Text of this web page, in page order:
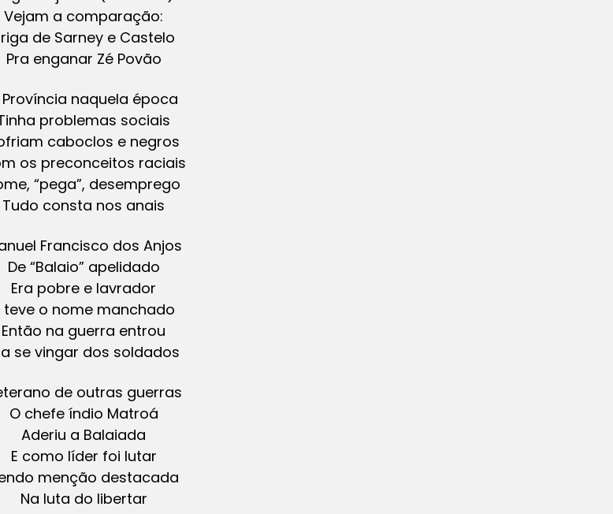
Vejam a comparação:
de Sarney e Castelo
Pra enganar Zé Povão
Província naquela época
problemas sociais
caboclos e negros
os preconceitos raciais
“pega”, desemprego
Tudo consta nos anais
Francisco dos Anjos
De “Balaio” apelidado
Era pobre e lavrador
teve o nome manchado
Então na guerra entrou
se vingar dos soldados
de outras guerras
O chefe índio Matroá
Aderiu a Balaiada
E como líder foi lutar
menção destacada
Na luta do libertar